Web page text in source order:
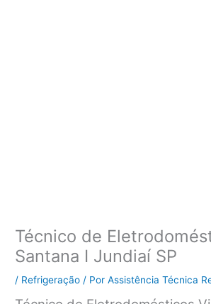
Técnico de
Santana I Jundiaí SP
/ Refrigeração / PorAssistência Técnica